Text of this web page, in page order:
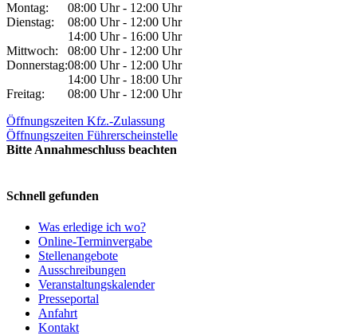
Montag:
08:00 Uhr - 12:00 Uhr
Dienstag:
08:00 Uhr - 12:00 Uhr
14:00 Uhr - 16:00 Uhr
Mittwoch:
08:00 Uhr - 12:00 Uhr
Donnerstag:08:00 Uhr - 12:00 Uhr
14:00 Uhr - 18:00 Uhr
Freitag:
08:00 Uhr - 12:00 Uhr
Öffnungszeiten Kfz.-Zulassung
Öffnungszeiten Führerscheinstelle
Bitte Annahmeschluss beachten
Schnell gefunden
Was erledige ich wo?
Online-Terminvergabe
Stellenangebote
Ausschreibungen
Veranstaltungskalender
Presseportal
Anfahrt
Kontakt